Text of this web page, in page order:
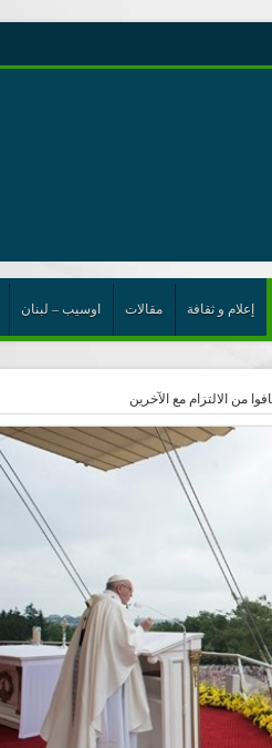
شرط واجب للخروج من حالة الجمود
إعلام و ثقافة مقالات اوسيب – لبنان
من الالتزام مع الآخرين